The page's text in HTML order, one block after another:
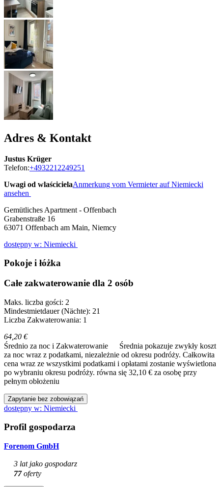
Adres & Kontakt
Justus Krüger
Telefon:+4932212249251
Uwagi od wlaścicielaAnmerkung vom Vermieter auf Niemiecki
ansehen
Gemütliches Apartment - Offenbach
Grabenstraße 16
63071 Offenbach am Main, Niemcy
dostępny w: Niemiecki
Pokoje i łóżka
Całe zakwaterowanie dla 2 osób
Maks. liczba gości: 2
Mindestmietdauer (Nächte): 21
Liczba Zakwaterowania: 1
64,20 €
Średnio za noc i Zakwaterowanie
Średnia pokazuje zwykły koszt
za noc wraz z podatkami, niezależnie od okresu podróży. Całkowita
cena wraz ze wszystkimi podatkami i opłatami zostanie wyświetlona
po wybraniu okresu podróży. równa się 32,10 € za osobę przy
pełnym obłożeniu
Zapytanie bez zobowiązań
dostępny w: Niemiecki
Profil gospodarza
Forenom GmbH
3 lat jako gospodarz
77oferty